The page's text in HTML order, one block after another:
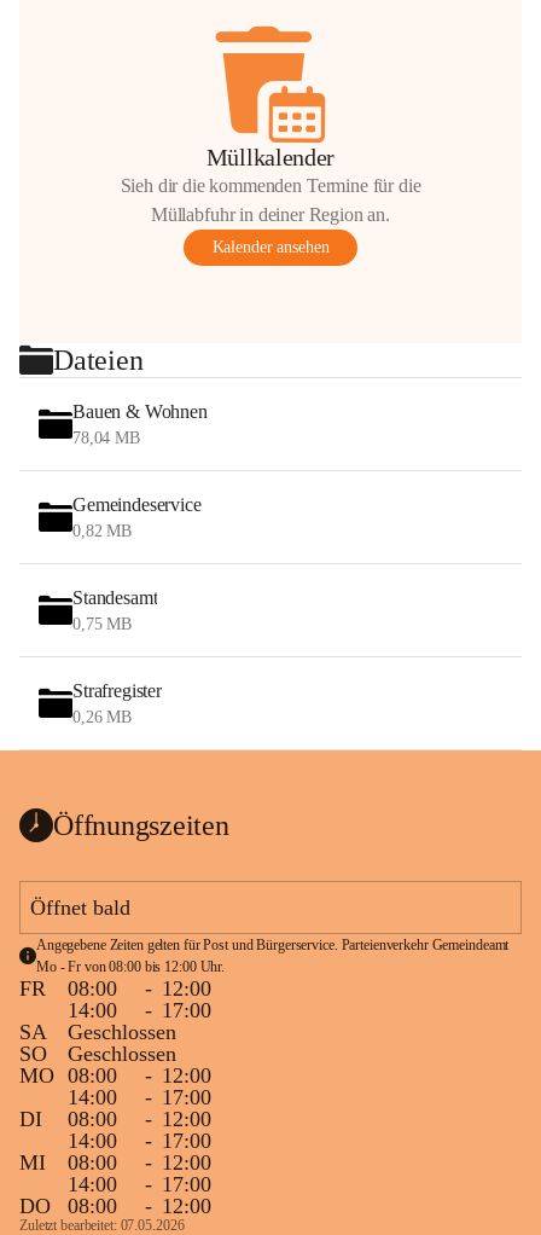
Müllkalender
Sieh dir die kommenden Termine für die
Müllabfuhr in deiner Region an.
Kalender ansehen
Dateien
Bauen & Wohnen
78,04 MB
Gemeindeservice
0,82 MB
Standesamt
0,75 MB
Strafregister
0,26 MB
Öffnungszeiten
Öffnet bald
Angegebene Zeiten gelten für Post und Bürgerservice. Parteienverkehr Gemeindeamt
Mo - Fr von 08:00 bis 12:00 Uhr.
FR 08:00 - 12:00
14:00
- 17:00
SA
Geschlossen
SO
Geschlossen
MO 08:00 - 12:00
14:00
- 17:00
DI
08:00 - 12:00
14:00
- 17:00
MI
08:00 - 12:00
14:00
- 17:00
DO
08:00 - 12:00
Zuletzt bearbeitet: 07.05.2026